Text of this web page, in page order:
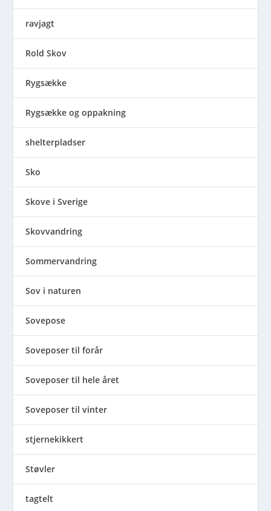
ravjagt
Rold Skov
Rygsække
Rygsække og oppakning
shelterpladser
Sko
Skove i Sverige
Skovvandring
Sommervandring
Sov i naturen
Sovepose
Soveposer til forår
Soveposer til hele året
Soveposer til vinter
stjernekikkert
Støvler
tagtelt